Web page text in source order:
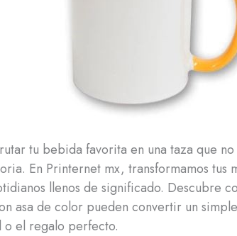
tu bebida favorita en una taza que
En Printernet mx, transformamos tus
llenos de significado. Descubre
asa de color pueden convertir un
o el regalo perfecto.